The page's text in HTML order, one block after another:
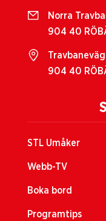
STL Umåker
Webb-TV
Boka bord
Programtips
Norra
904 40
904 40